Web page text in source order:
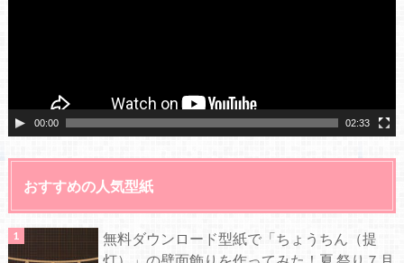
00:00 02:33
おすすめの人気型紙
無料ダウンロード型紙で「ちょうちん（提